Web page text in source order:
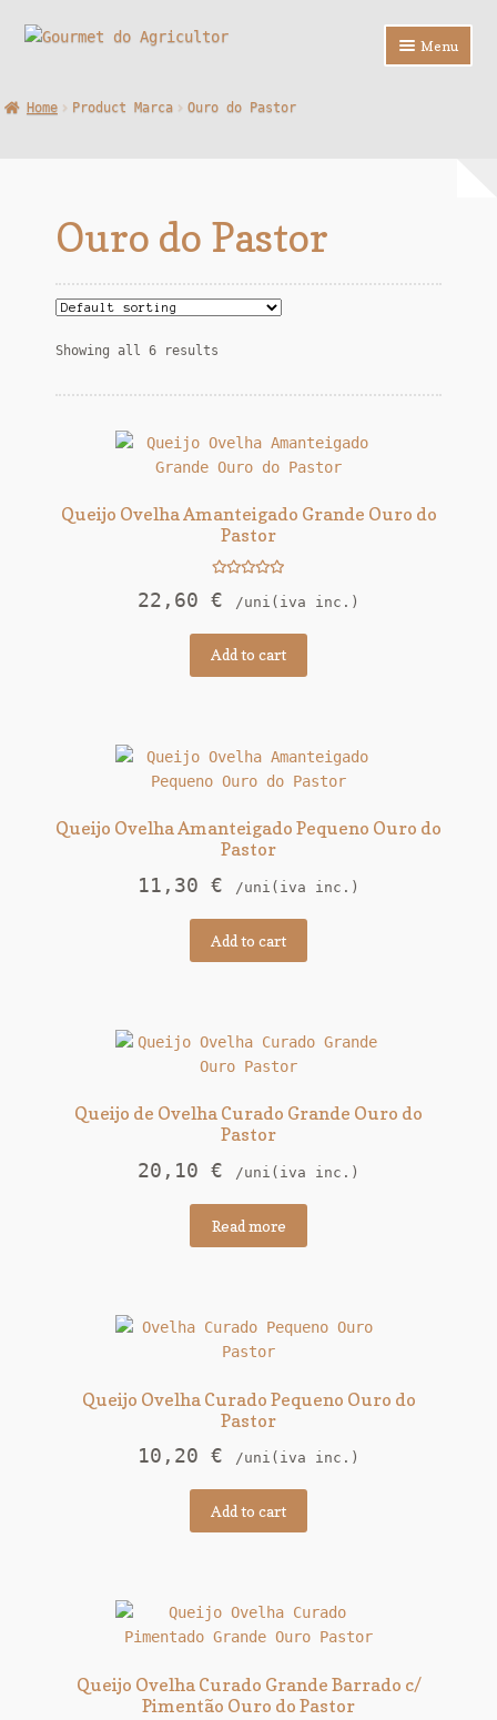
Ir
navegação
Saltar
conteúdo
Menu
Home Product Marca Ouro do Pastor
Ouro do Pastor
Showing all 6 results
Queijo Ovelha Amanteigado Grande Ouro do
Pastor
out of 5
22,60 € /uni(iva inc.)
Add to cart
Queijo Ovelha Amanteigado Pequeno Ouro do
Pastor
11,30 € /uni(iva inc.)
Add to cart
Queijo de Ovelha Curado Grande Ouro do
Pastor
20,10 € /uni(iva inc.)
Read more
Queijo Ovelha Curado Pequeno Ouro do
Pastor
10,20 € /uni(iva inc.)
Add to cart
Queijo Ovelha Curado Grande Barrado c/
Pimentão Ouro do Pastor